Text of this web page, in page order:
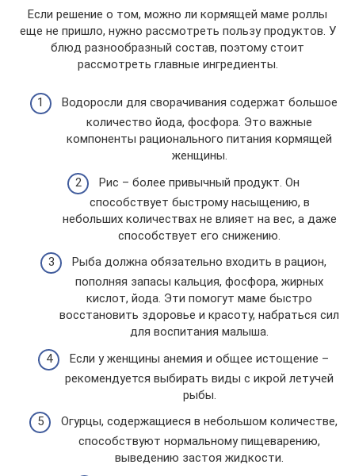
Если решение о том, можно ли кормящей маме роллы
еще не пришло, нужно рассмотреть пользу продуктов. У
блюд разнообразный состав, поэтому стоит
рассмотреть главные ингредиенты.
Водоросли для сворачивания содержат большое
количество йода, фосфора. Это важные
компоненты рационального питания кормящей
женщины.
Рис – более привычный продукт. Он
способствует быстрому насыщению, в
небольших количествах не влияет на вес, а даже
способствует его снижению.
Рыба должна обязательно входить в рацион,
пополняя запасы кальция, фосфора, жирных
кислот, йода. Эти помогут маме быстро
восстановить здоровье и красоту, набраться сил
для воспитания малыша.
Если у женщины анемия и общее истощение –
рекомендуется выбирать виды с икрой летучей
рыбы.
Огурцы, содержащиеся в небольшом количестве,
способствуют нормальному пищеварению,
выведению застоя жидкости.